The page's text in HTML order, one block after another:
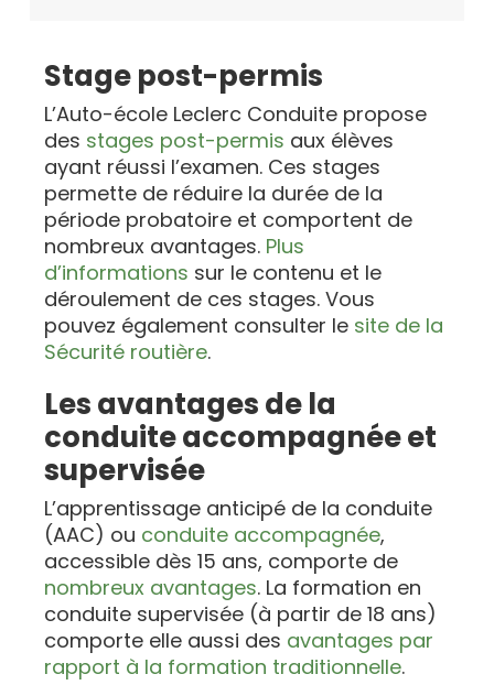
Stage post-permis
L’Auto-école Leclerc Conduite propose
des stages post-permis aux élèves
ayant réussi l’examen. Ces stages
permette de réduire la durée de la
période probatoire et comportent de
nombreux avantages. Plus
d’informations sur le contenu et le
déroulement de ces stages. Vous
pouvez également consulter le site de la
Sécurité routière.
Les avantages de la
conduite accompagnée et
supervisée
L’apprentissage anticipé de la conduite
(AAC) ou conduite accompagnée,
accessible dès 15 ans, comporte de
nombreux avantages. La formation en
conduite supervisée (à partir de 18 ans)
comporte elle aussi des avantages par
rapport à la formation traditionnelle.